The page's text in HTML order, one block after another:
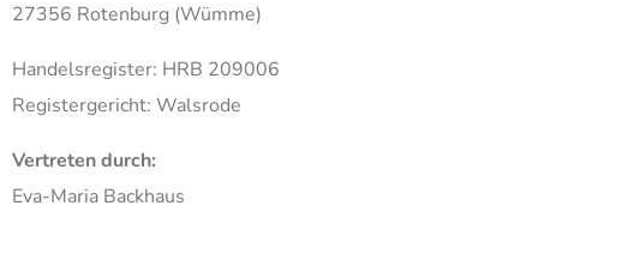
27356 Rotenburg (Wümme)
Handelsregister: HRB 209006
Registergericht: Walsrode
Vertreten durch:
Eva-Maria Backhaus